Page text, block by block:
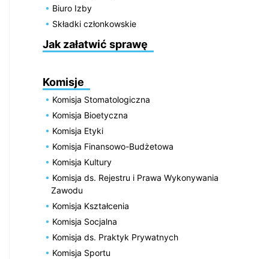
Biuro Izby
Składki członkowskie
Jak załatwić sprawę
Komisje
Komisja Stomatologiczna
Komisja Bioetyczna
Komisja Etyki
Komisja Finansowo-Budżetowa
Komisja Kultury
Komisja ds. Rejestru i Prawa Wykonywania
Zawodu
Komisja Kształcenia
Komisja Socjalna
Komisja ds. Praktyk Prywatnych
Komisja Sportu